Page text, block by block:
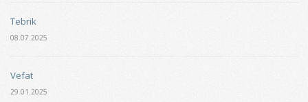
Tebrik
08.07.2025
Vefat
29.01.2025